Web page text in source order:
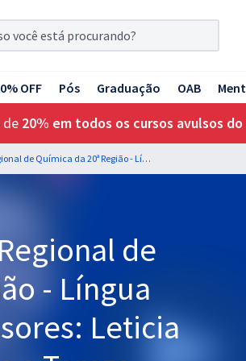
OFF Pós Graduação OAB
de 20% em todos os cursos avulsos do
CRQ MS - Conselho Regional de Química da 20ª Região - Língua Portuguesa - Professores: Leticia Bastos, Lucas Lemos e Tereza Cavalcanti (Pós-edital)
de
- Língua
Leticia